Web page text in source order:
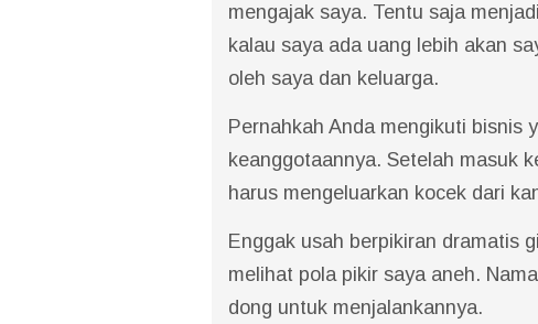
mengajak saya. Tentu saja
kalau saya ada uang lebih akan
oleh saya dan keluarga.
Pernahkah Anda mengikuti bisnis
keanggotaannya. Setelah masuk
harus mengeluarkan kocek dari
Enggak usah berpikiran dramatis
melihat pola pikir saya aneh.
dong untuk menjalankannya.